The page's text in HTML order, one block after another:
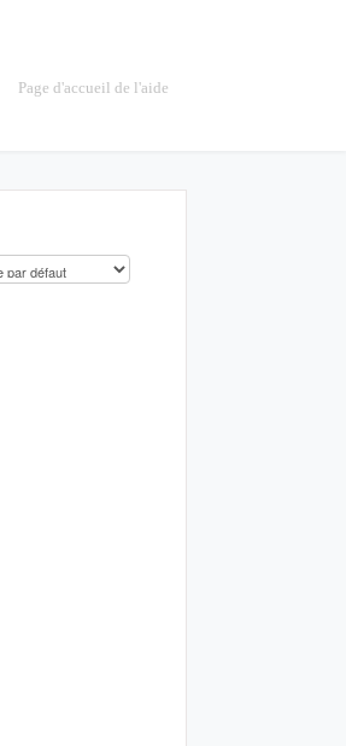
Page d'accueil de l'aide